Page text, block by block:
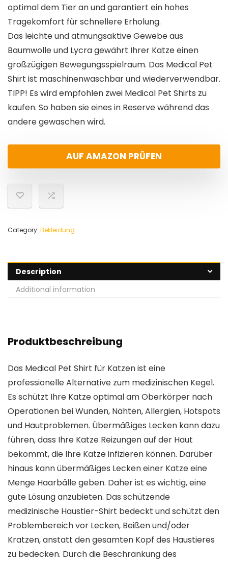
optimal dem Tier an und garantiert ein hohes
Tragekomfort für schnellere Erholung.
Das leichte und atmungsaktive Gewebe aus
Baumwolle und Lycra gewährt Ihrer Katze einen
großzügigen Bewegungsspielraum. Das Medical Pet
Shirt ist maschinenwaschbar und wiederverwendbar.
TIPP! Es wird empfohlen zwei Medical Pet Shirts zu
kaufen. So haben sie eines in Reserve während das
andere gewaschen wird.
AUF AMAZON PRÜFEN
Category: Bekleidung
Description
Additional information
Produktbeschreibung
Das Medical Pet Shirt für Katzen ist eine
professionelle Alternative zum medizinischen Kegel.
Es schützt Ihre Katze optimal am Oberkörper nach
Operationen bei Wunden, Nähten, Allergien, Hotspots
und Hautproblemen. Übermäßiges Lecken kann dazu
führen, dass Ihre Katze Reizungen auf der Haut
bekommt, die Ihre Katze infizieren können. Darüber
hinaus kann übermäßiges Lecken einer Katze eine
Menge Haarbälle geben. Daher ist es wichtig, eine
gute Lösung anzubieten. Das schützende
medizinische Haustier-Shirt bedeckt und schützt den
Problembereich vor Lecken, Beißen und/oder
Kratzen, anstatt den gesamten Kopf des Haustieres
zu bedecken. Durch die Beschränkung des